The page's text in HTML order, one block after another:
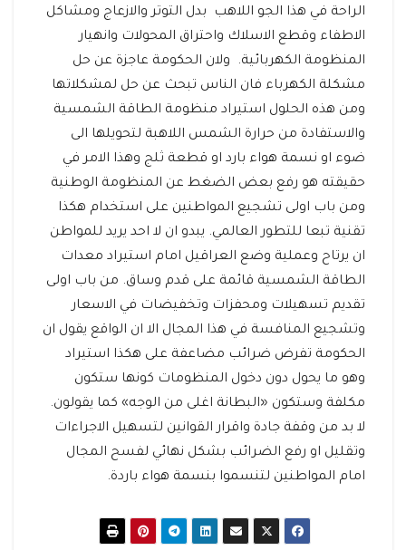
الراحة في هذا الجو اللاهب بدل التوتر والازعاج ومشاكل
الاطفاء وقطع الاسلاك واحتراق المحولات وانهيار
المنظومة الكهربائية. ولان الحكومة عاجزة عن حل
مشكلة الكهرباء فان الناس تبحث عن حل لمشكلاتها
ومن هذه الحلول استيراد منظومة الطاقة الشمسية
والاستفادة من حرارة الشمس اللاهبة لتحويلها الى
ضوء او نسمة هواء بارد او قطعة ثلج وهذا الامر في
حقيقته هو رفع بعض الضغط عن المنظومة الوطنية
ومن باب اولى تشجيع المواطنين على استخدام هكذا
تقنية تبعا للتطور العالمي. يبدو ان لا احد يريد للمواطن
ان يرتاح وعملية وضع العراقيل امام استيراد معدات
الطاقة الشمسية قائمة على قدم وساق. من باب اولى
تقديم تسهيلات ومحفزات وتخفيضات في الاسعار
وتشجيع المنافسة في هذا المجال الا ان الواقع يقول ان
الحكومة تفرض ضرائب مضاعفة على هكذا استيراد
وهو ما يحول دون دخول المنظومات كونها ستكون
مكلفة وستكون «البطانة اغلى من الوجه» كما يقولون.
لا بد من وقفة جادة واقرار القوانين لتسهيل الاجراءات
وتقليل او رفع الضرائب بشكل نهائي لفسح المجال
امام المواطنين لتنسموا بنسمة هواء باردة.